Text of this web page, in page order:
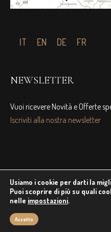
IT EN DE FR
NEWSLETTER
Vuoi ricevere Novità e Offerte
Iscriviti alla nostra newsletter
Privacy Policy
Usiamo i cookie per darti la
Puoi scoprire di più su quali
nelle impostazioni.
Accetto